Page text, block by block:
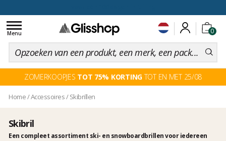
0
Toggle
navigation
Menu
ZOMERKOOPJES TOT 75% KORTINGTOT EN MET 25/08
Home/Accessoires/Skibrillen
Skibril
Een compleet assortiment ski- en snowboardbrillen voor iedereen